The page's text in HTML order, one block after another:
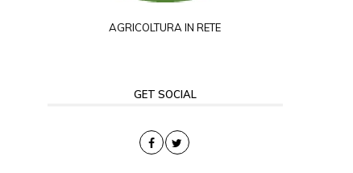
AGRICOLTURA IN RETE
GET SOCIAL